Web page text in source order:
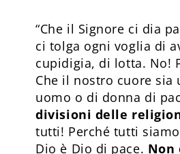
“Che il Signore ci dia
ci tolga ogni voglia di
cupidigia, di lotta. No!
Che il nostro cuore sia
uomo o di donna di
divisioni delle
tutti! Perché tutti
Dio è Dio di pace. Non